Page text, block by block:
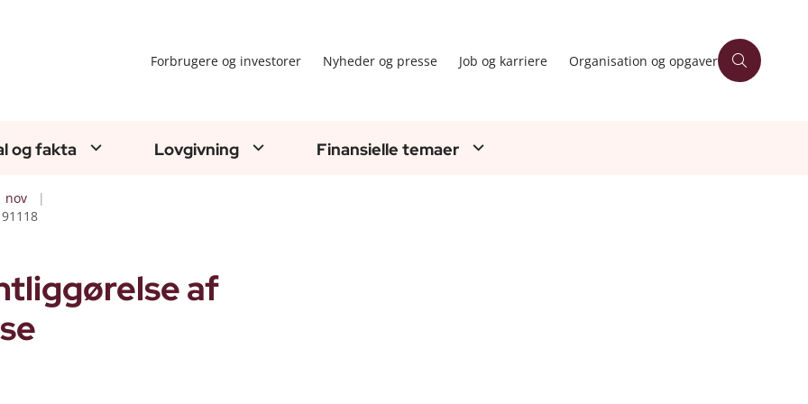
Forbrugere og investorer Nyheder og presse Job og karriere Organisation og opgaver
og fakta Lovgivning Finansielle temaer
nov
af